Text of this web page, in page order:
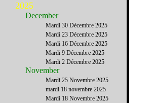
2025
December
Mardi 30 Décembre 2025
Mardi 23 Décembre 2025
Mardi 16 Décembre 2025
Mardi 9 Décembre 2025
Mardi 2 Décembre 2025
November
Mardi 25 Novembre 2025
mardi 18 novembre 2025
Mardi 18 Novembre 2025